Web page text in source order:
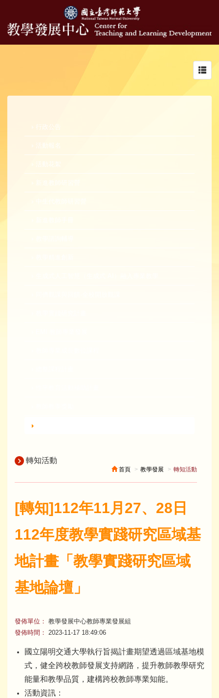
行政公告
活動報名
活動花絮
新進教師研習營
轉知活動
首頁 教學發展 轉知活動
[轉知]112年11月27、28日
112年度教學實踐研究區域基
地計畫「教學實踐研究區域
基地論壇」
發佈單位： 教學發展中心教師專業發展組
發佈時間：
2023-11-17 18:49:06
國立陽明交通大學執行旨揭計畫期望透過區域基地模
式，健全跨校教師發展支持網路，提升教師教學研究
能量和教學品質，建構跨校教師專業知能。
活動資訊：